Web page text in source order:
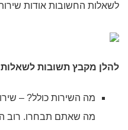
לשאלות החשובות אודות
להלן מקבץ תשובות
מה השירות כולל? –
מה שאתם תבחרו. רוב